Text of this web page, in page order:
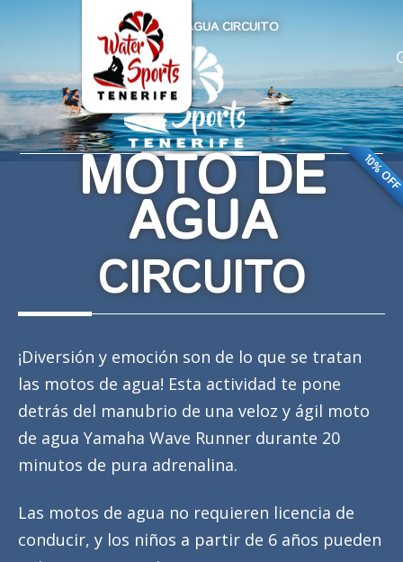
MOTO DE AGUA CIRCUITO
MOTO DE
AGUA
CIRCUITO
¡Diversión y emoción son de lo que se tratan
las motos de agua! Esta actividad te pone
detrás del manubrio de una veloz y ágil moto
de agua Yamaha Wave Runner durante 20
minutos de pura adrenalina.
Las motos de agua no requieren licencia de
conducir, y los niños a partir de 6 años pueden
10% OFF